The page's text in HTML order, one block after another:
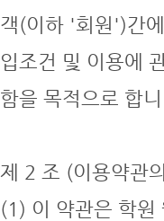
객(이하 '회원')간
입조건 및 이용에
함을 목적으로 합
제 2 조 (이용약관
(1) 이 약관은 학원